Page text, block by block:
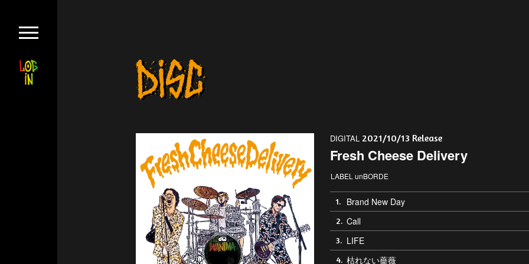
DIGITAL 2021/10/13 Release
Fresh Cheese Delivery
LABEL unBORDE
1. Brand New Day
2. Call
3. LIFE
4. 枯れない薔薇